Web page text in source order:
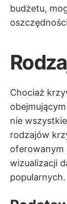
budżetu,
Chociaż
nie
rodzajów
oferowanym
wizualizacji
popularnych.